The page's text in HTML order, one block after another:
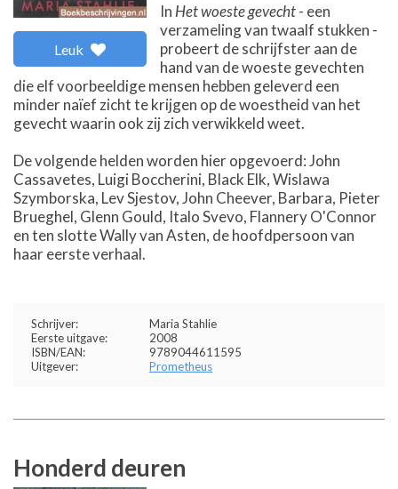
Leuk
In Het woeste gevecht- een
verzameling van twaalf stukken -
probeert de schrijfster aan de
hand van de woeste gevechten
die elf voorbeeldige mensen hebben geleverd een
minder naïef zicht te krijgen op de woestheid van het
gevecht waarin ook zij zich verwikkeld weet.
De volgende helden worden hier opgevoerd: John
Cassavetes, Luigi Boccherini, Black Elk, Wislawa
Szymborska, Lev Sjestov, John Cheever, Barbara, Pieter
Brueghel, Glenn Gould, Italo Svevo, Flannery O'Connor
en ten slotte Wally van Asten, de hoofdpersoon van
haar eerste verhaal.
Schrijver:
Maria Stahlie
Eerste uitgave:
2008
ISBN/EAN:
9789044611595
Uitgever:
Prometheus
Honderd deuren